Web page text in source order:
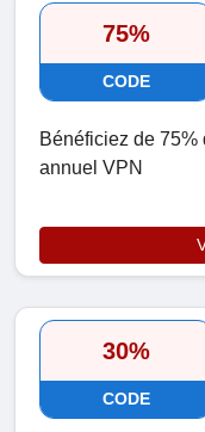
75%
CODE
Bénéficiez de
annuel VPN
30%
CODE